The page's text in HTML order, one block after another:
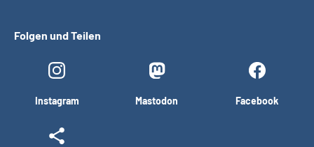
Folgen und Teilen
Instagram Mastodon Facebook